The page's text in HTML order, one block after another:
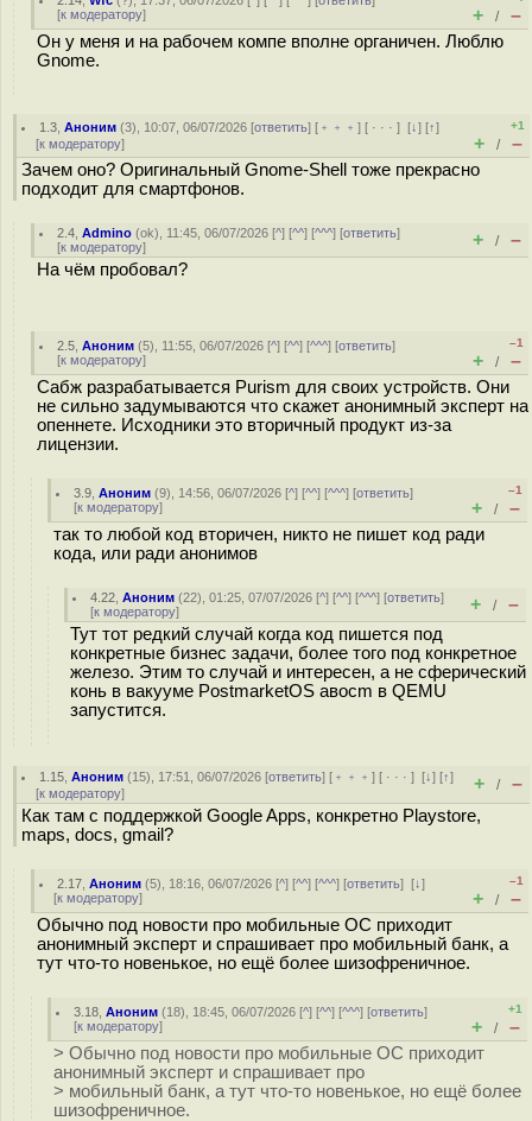
[к модератору] + / –
Он у меня и на рабочем компе вполне органичен. Люблю
Gnome.
1.3 ,Аноним (3), 10:07, 06/07/2026 [ответить] [ ﹢﹢﹢] [ · · ·][↓] [↑]
[к модератору]
+1
+ / –
Зачем оно? Оригинальный Gnome-Shell тоже прекрасно
подходит для смартфонов.
2.4 ,Admino (ok), 11:45, 06/07/2026 [^] [^^] [^^^] [ответить]
[к модератору] + / –
На чём пробовал?
2.5 ,Аноним (5), 11:55, 06/07/2026 [^] [^^] [^^^] [ответить]
[к модератору]
–1
+ / –
Сабж разрабатывается Purism для своих устройств. Они
не сильно задумываются что скажет анонимный эксперт на
опеннете. Исходники это вторичный продукт из-за
лицензии.
3.9 ,Аноним (9), 14:56, 06/07/2026 [^] [^^] [^^^] [ответить]
[к модератору]
–1
+ / –
так то любой код вторичен, никто не пишет код ради
кода, или ради анонимов
4.22 ,Аноним (22), 01:25, 07/07/2026 [^] [^^] [^^^] [ответить]
[к модератору] + / –
Тут тот редкий случай когда код пишется под
конкретные бизнес задачи, более того под конкретное
железо. Этим то случай и интересен, а не сферический
конь в вакууме PostmarketOS авосm в QEMU
запустится.
1.15 ,Аноним (15), 17:51, 06/07/2026 [ответить] [ ﹢﹢﹢] [ · · ·][↓] [↑]
[к модератору] + / –
Как там с поддержкой Google Apps, конкретно Playstore,
maps, docs, gmail?
2.17 ,Аноним (5), 18:16, 06/07/2026 [^] [^^] [^^^] [ответить][↓]
[к модератору]
–1
+ / –
Обычно под новости про мобильные ОС приходит
анонимный эксперт и спрашивает про мобильный банк, а
тут что-то новенькое, но ещё более шизофреничное.
3.18 ,Аноним (18), 18:45, 06/07/2026 [^] [^^] [^^^] [ответить]
[к модератору]
+1
+ / –
> Обычно под новости про мобильные ОС приходит
анонимный эксперт и спрашивает про
> мобильный банк, а тут что-то новенькое, но ещё более
шизофреничное.